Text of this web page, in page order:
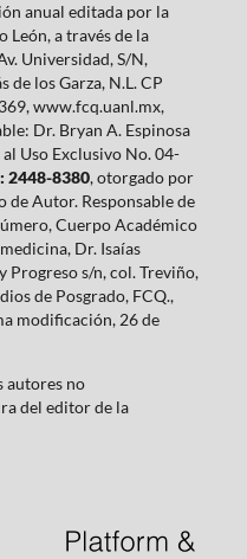
anual editada por la
León, a través de la
Universidad, S/N,
de los Garza, N.L. CP
www.fcq.uanl.mx,
Dr. Bryan A. Espinosa
Uso Exclusivo No. 04-
2448-8380, otorgado por
Autor. Responsable de
Cuerpo Académico
Dr. Isaías
Progreso s/n, col. Treviño,
de Posgrado, FCQ.,
modificación, 26 de
autores no
del editor de la